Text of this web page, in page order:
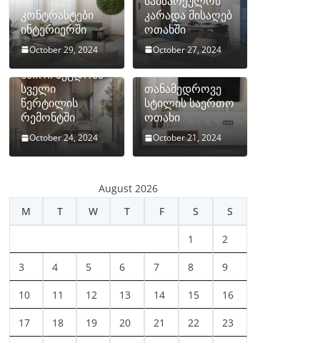
კონტრასტები
ინტერიერში
October 29, 2024
კარადა მისაღებ
ოთახში
October 27, 2024
ხშირი შეცდომა
სველი
წერტილის
რემონტში
October 24, 2024
თანამედროვე
სტილის საერთო
ოთახი
October 21, 2024
August 2026
M
T W T F S S
1 2
3 4 5 6 7 8 9
10 11 12 13 14 15 16
17 18 19 20 21 22 23